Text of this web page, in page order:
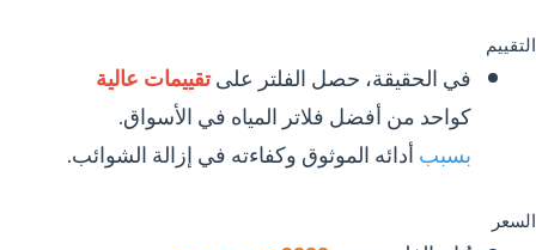
التقييم
في الحقيقة، حصل الفلتر علىتقييمات عالية
كواحد من أفضل فلاتر المياه في الأسواق.
بسببأدائه الموثوق وكفاءته في إزالة الشوائب.
السعر